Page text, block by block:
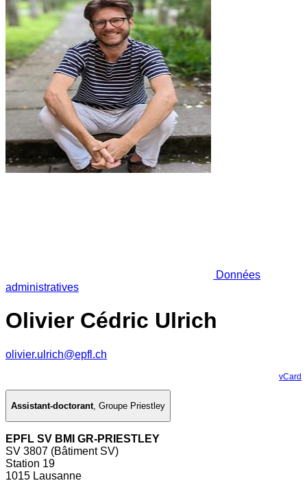
Données
administratives
Olivier Cédric Ulrich
olivier.ulrich@epfl.ch
vCard
Assistant-doctorant, Groupe Priestley
EPFL SV BMI GR-PRIESTLEY
SV 3807 (Bâtiment SV)
Station 19
1015 Lausanne